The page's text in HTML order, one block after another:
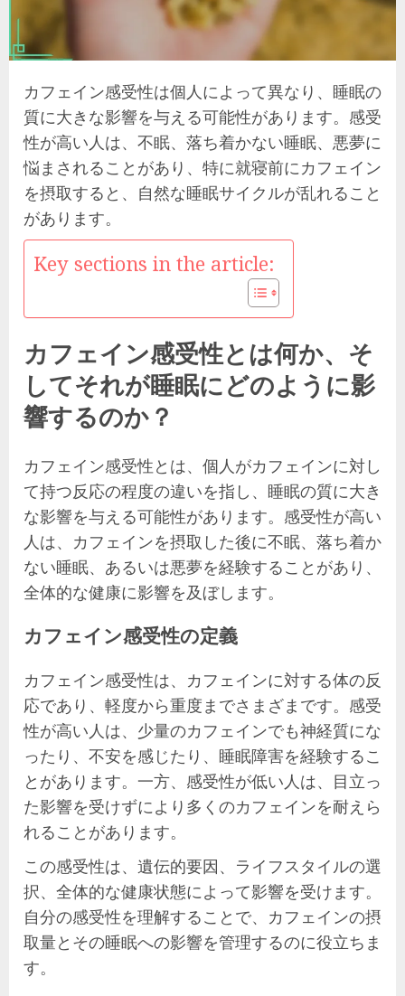
カフェイン感受性は個人によって異なり、睡眠の
質に大きな影響を与える可能性があります。感受
性が高い人は、不眠、落ち着かない睡眠、悪夢に
悩まされることがあり、特に就寝前にカフェイン
を摂取すると、自然な睡眠サイクルが乱れること
があります。
Key sections in the article:
カフェイン感受性とは何か、そ
してそれが睡眠にどのように影
響するのか？
カフェイン感受性とは、個人がカフェインに対し
て持つ反応の程度の違いを指し、睡眠の質に大き
な影響を与える可能性があります。感受性が高い
人は、カフェインを摂取した後に不眠、落ち着か
ない睡眠、あるいは悪夢を経験することがあり、
全体的な健康に影響を及ぼします。
カフェイン感受性の定義
カフェイン感受性は、カフェインに対する体の反
応であり、軽度から重度までさまざまです。感受
性が高い人は、少量のカフェインでも神経質にな
ったり、不安を感じたり、睡眠障害を経験するこ
とがあります。一方、感受性が低い人は、目立っ
た影響を受けずにより多くのカフェインを耐えら
れることがあります。
この感受性は、遺伝的要因、ライフスタイルの選
択、全体的な健康状態によって影響を受けます。
自分の感受性を理解することで、カフェインの摂
取量とその睡眠への影響を管理するのに役立ちま
す。